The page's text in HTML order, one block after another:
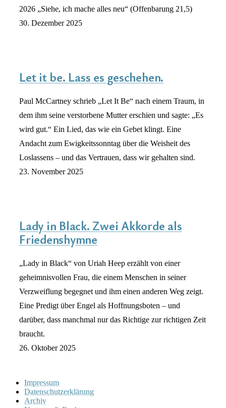
2026 „Siehe, ich mache alles neu“ (Offenbarung 21,5)
30. Dezember 2025
Let it be. Lass es geschehen.
Paul McCartney schrieb „Let It Be“ nach einem Traum, in
dem ihm seine verstorbene Mutter erschien und sagte: „Es
wird gut.“ Ein Lied, das wie ein Gebet klingt. Eine
Andacht zum Ewigkeitssonntag über die Weisheit des
Loslassens – und das Vertrauen, dass wir gehalten sind.
23. November 2025
Lady in Black. Zwei Akkorde als
Friedenshymne
„Lady in Black“ von Uriah Heep erzählt von einer
geheimnisvollen Frau, die einem Menschen in seiner
Verzweiflung begegnet und ihm einen anderen Weg zeigt.
Eine Predigt über Engel als Hoffnungsboten – und
darüber, dass manchmal nur das Richtige zur richtigen Zeit
braucht.
26. Oktober 2025
Impressum
Datenschutzerklärung
Archiv